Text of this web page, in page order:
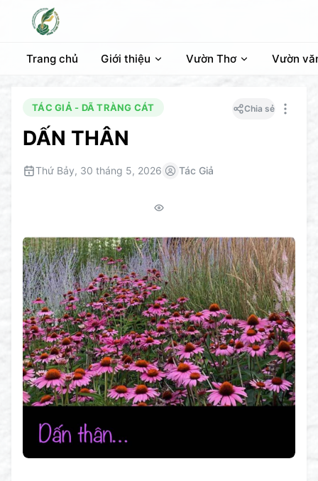
Trang chủ Giới thiệu Vườn Thơ Vườn
TÁC GIẢ - DÃ TRÀNG CÁT
DẤN THÂN
Chia sẻ
Thứ Bảy, 30 tháng 5, 2026 Tác Giả